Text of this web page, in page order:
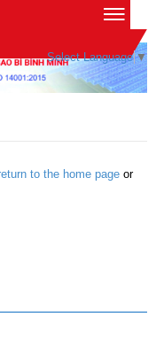
Select Language ▼
to the home page or